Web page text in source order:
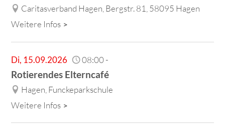
Caritasverband Hagen, Bergstr. 81, 58095 Hagen
Weitere Infos
Di, 15.09.2026 08:00-
Rotierendes Elterncafé
Hagen, Funckeparkschule
Weitere Infos